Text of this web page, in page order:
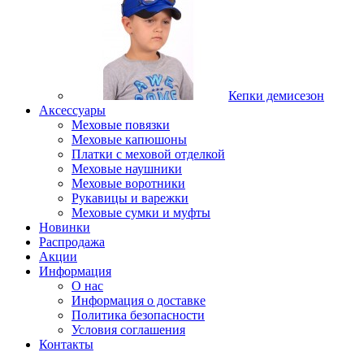
Кепки демисезон
Аксессуары
Меховые повязки
Меховые капюшоны
Платки с меховой отделкой
Меховые наушники
Меховые воротники
Рукавицы и варежки
Меховые сумки и муфты
Новинки
Распродажа
Акции
Информация
О нас
Информация о доставке
Политика безопасности
Условия соглашения
Контакты